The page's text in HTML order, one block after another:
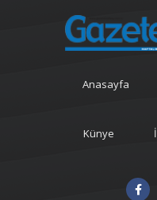
Anasayfa
Künye